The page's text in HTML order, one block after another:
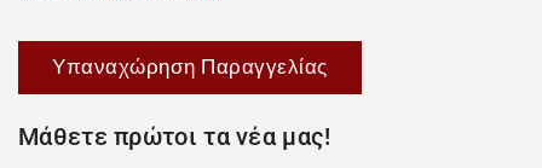
Υπαναχώρηση Παραγγελίας
Μάθετε πρώτοι τα νέα μας!